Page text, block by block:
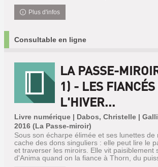
Plus d'infos
Consultable en ligne
LA PASSE-
1) - LES FIANCÉS
L'HIVER...
Livre numérique | Dabos, Christelle |
2016 (La Passe-miroir)
Sous son écharpe élimée et ses lunettes de
cache des dons singuliers : elle peut lire le
et traverser les miroirs. Elle vit paisiblement
d'Anima quand on la fiance à Thorn, du